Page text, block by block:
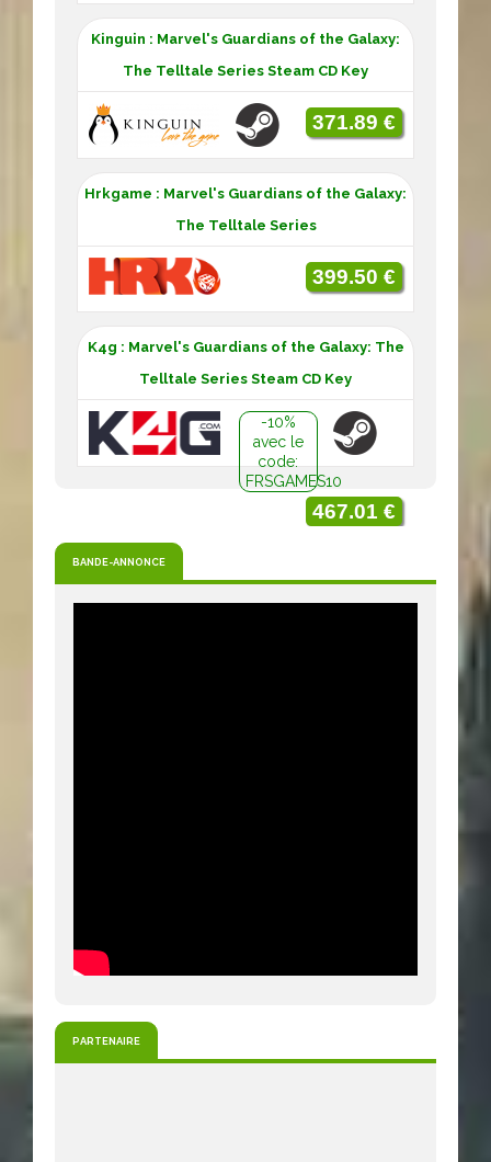
Kinguin : Marvel's Guardians of the Galaxy:
The Telltale Series Steam CD Key
371.89 €
Hrkgame : Marvel's Guardians of the Galaxy:
The Telltale Series
399.50 €
K4g : Marvel's Guardians of the Galaxy: The
Telltale Series Steam CD Key
-10%
avec le
code:
FRSGAMES10
467.01 €
BANDE-ANNONCE
PARTENAIRE